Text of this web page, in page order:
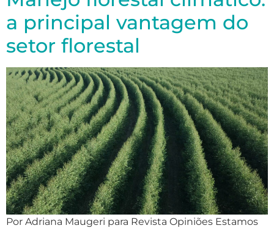
a principal vantagem do
setor florestal
Por Adriana Maugeri para Revista Opiniões Estamos